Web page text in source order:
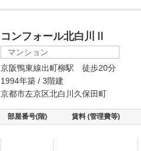
コンフォール北白川Ⅱ
マンション
京阪鴨東線出町柳駅 徒歩20分
1994年築 / 3階建
京都市左京区北白川久保田町
部屋番号(階) 賃料 (管理費等)